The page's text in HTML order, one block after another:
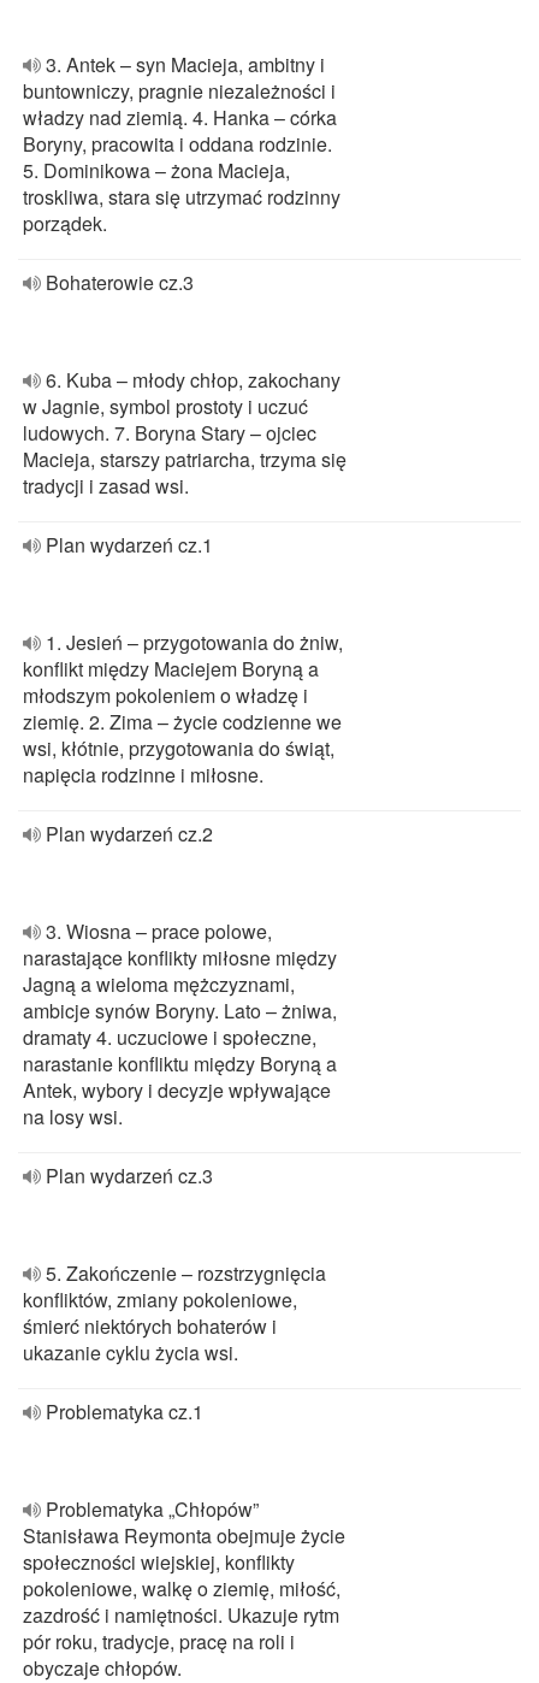
3. Antek – syn Macieja, ambitny i
buntowniczy, pragnie niezależności i
władzy nad ziemią. 4. Hanka – córka
Boryny, pracowita i oddana rodzinie.
5. Dominikowa – żona Macieja,
troskliwa, stara się utrzymać rodzinny
porządek.
Bohaterowie cz.3
6. Kuba – młody chłop, zakochany
w Jagnie, symbol prostoty i uczuć
ludowych. 7. Boryna Stary – ojciec
Macieja, starszy patriarcha, trzyma się
tradycji i zasad wsi.
Plan wydarzeń cz.1
1. Jesień – przygotowania do żniw,
konflikt między Maciejem Boryną a
młodszym pokoleniem o władzę i
ziemię. 2. Zima – życie codzienne we
wsi, kłótnie, przygotowania do świąt,
napięcia rodzinne i miłosne.
Plan wydarzeń cz.2
3. Wiosna – prace polowe,
narastające konflikty miłosne między
Jagną a wieloma mężczyznami,
ambicje synów Boryny. Lato – żniwa,
dramaty 4. uczuciowe i społeczne,
narastanie konfliktu między Boryną a
Antek, wybory i decyzje wpływające
na losy wsi.
Plan wydarzeń cz.3
5. Zakończenie – rozstrzygnięcia
konfliktów, zmiany pokoleniowe,
śmierć niektórych bohaterów i
ukazanie cyklu życia wsi.
Problematyka cz.1
Problematyka „Chłopów”
Stanisława Reymonta obejmuje życie
społeczności wiejskiej, konflikty
pokoleniowe, walkę o ziemię, miłość,
zazdrość i namiętności. Ukazuje rytm
pór roku, tradycje, pracę na roli i
obyczaje chłopów.